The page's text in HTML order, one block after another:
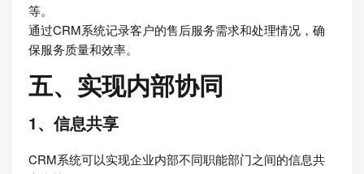
等。
通过CRM系统记录客户的售后服务需求和处理情况，确
保服务质量和效率。
五、实现内部协同
1、信息共享
CRM系统可以实现企业内部不同职能部门之间的信息共